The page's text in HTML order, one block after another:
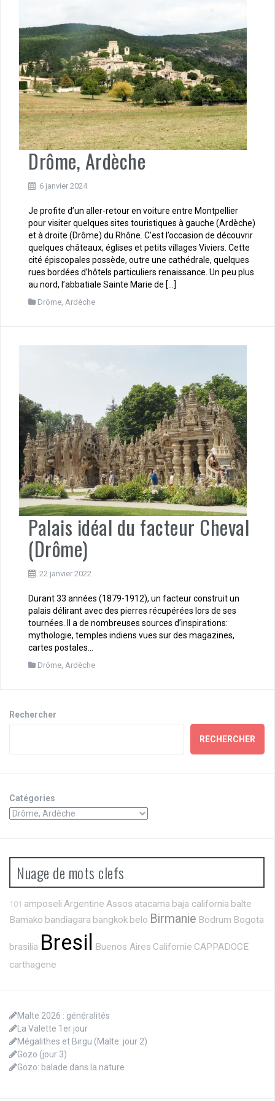
Drôme, Ardèche
6 janvier 2024
Je profite d’un aller-retour en voiture entre Montpellier
pour visiter quelques sites touristiques à gauche (Ardèche)
et à droite (Drôme) du Rhône. C’est l’occasion de découvrir
quelques châteaux, églises et petits villages Viviers. Cette
cité épiscopales possède, outre une cathédrale, quelques
rues bordées d’hôtels particuliers renaissance. Un peu plus
au nord, l’abbatiale Sainte Marie de […]
Drôme, Ardèche
Palais idéal du facteur Cheval
(Drôme)
22 janvier 2022
Durant 33 années (1879-1912), un facteur construit un
palais délirant avec des pierres récupérées lors de ses
tournées. Il a de nombreuses sources d’inspirations:
mythologie, temples indiens vues sur des magazines,
cartes postales…
Drôme, Ardèche
Rechercher
RECHERCHER
Catégories
Nuage de mots clefs
101 amposeli Argentine Assos atacama baja california balte
Bamako bandiagara bangkok belo Birmanie Bodrum Bogota
brasilia Bresil Buenos Aires Californie CAPPADOCE
carthagene
Malte 2026 : généralités
La Valette 1er jour
Mégalithes et Birgu (Malte: jour 2)
Gozo (jour 3)
Gozo: balade dans la nature